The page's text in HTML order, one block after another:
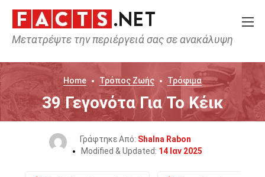
Μετατρέψτε την περιέργειά σας σε ανακάλυψη
Home Τρόπος Ζωής Τρόφιμα
39 Γεγονότα Για Το Κέικ
Γράφτηκε Από: Shalna Rabon
Modified & Updated: 14 Ιαν 2025